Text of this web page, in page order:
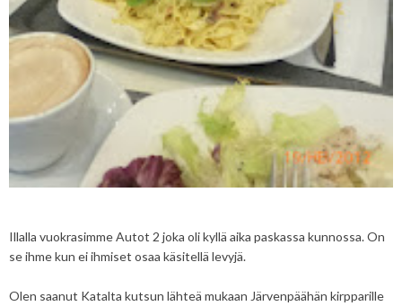
Illalla vuokrasimme Autot 2 joka oli kyllä aika paskassa kunnossa. On
se ihme kun ei ihmiset osaa käsitellä levyjä.
Olen saanut Katalta kutsun lähteä mukaan Järvenpäähän kirpparille